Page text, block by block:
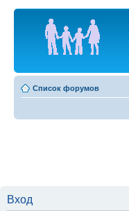
Список форумов
Вход